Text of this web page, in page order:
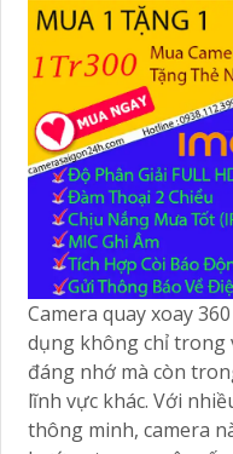
Camera quay xoay
dụng không chỉ trong
đáng nhớ mà còn
lĩnh vực khác. Với
thông minh, camera